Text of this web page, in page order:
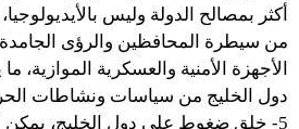
أكثر بمصالح الدولة وليس
من سيطرة المحافظين والرؤى
الأجهزة الأمنية والعسكرية الموازية،
دول الخليج من سياسات ونشاطات
5- خلق ضغوط على دول الخليج، يمكن